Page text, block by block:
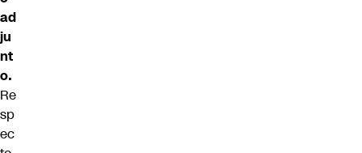
ad
ju
nt
o.
Re
sp
ec